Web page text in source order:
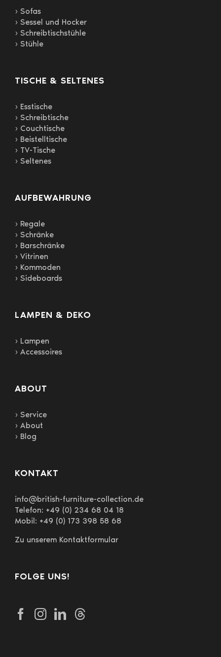
› Sofas
› Sessel und Hocker
› Schreibtischstühle
› Stühle
TISCHE & SELTENES
› Esstische
› Schreibtische
› Couchtische
› Beistelltische
› TV-Tische
› Seltenes
AUFBEWAHRUNG
› Regale
› Schränke
› Barschränke
› Vitrinen
› Kommoden
› Sideboards
LAMPEN & DEKO
› Lampen
› Accessoires
ABOUT
› Service
› About
› Blog
KONTAKT
info@british-furniture-collection.de
Telefon: +49 (0) 234 68 04 18
Mobil: +49 (0) 173 398 58 68
Zu unserem Kontaktformular
FOLGE UNS!